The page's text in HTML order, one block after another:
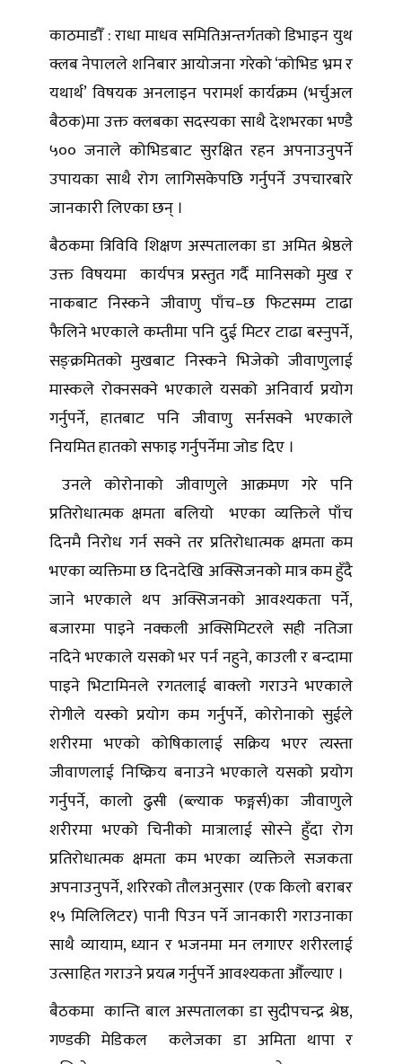
काठमाडौँ : राधा माधव समितिअन्तर्गतको डिभाइन युथ
क्लब नेपालले शनिबार आयोजना गरेको ‘कोभिड भ्रम र
यथार्थ’ विषयक अनलाइन परामर्श कार्यक्रम (भर्चुअल
बैठक)मा उक्त क्लबका सदस्यका साथै देशभरका भण्डै
५०० जनाले कोभिडबाट सुरक्षित रहन अपनाउनुपर्ने
उपायका साथै रोग लागिसकेपछि गर्नुपर्ने उपचारबारे
जानकारी लिएका छन् ।
बैठकमा त्रिविवि शिक्षण अस्पतालका डा अमित श्रेष्ठले
उक्त विषयमा कार्यपत्र प्रस्तुत गर्दै मानिसको मुख र
नाकबाट निस्कने जीवाणु पाँच–छ फिटसम्म टाढा
फैलिने भएकाले कम्तीमा पनि दुई मिटर टाढा बस्नुपर्ने,
सङ्क्रमितको मुखबाट निस्कने भिजेको जीवाणुलाई
मास्कले रोक्नसक्ने भएकाले यसको अनिवार्य प्रयोग
गर्नुपर्ने, हातबाट पनि जीवाणु सर्नसक्ने भएकाले
नियमित हातको सफाइ गर्नुपर्नेमा जोड दिए ।
उनले कोरोनाको जीवाणुले आक्रमण गरे पनि
प्रतिरोधात्मक क्षमता बलियो भएका व्यक्तिले पाँच
दिनमै निरोध गर्न सक्ने तर प्रतिरोधात्मक क्षमता कम
भएका व्यक्तिमा छ दिनदेखि अक्सिजनको मात्र कम हुँदै
जाने भएकाले थप अक्सिजनको आवश्यकता पर्ने,
बजारमा पाइने नक्कली अक्सिमिटरले सही नतिजा
नदिने भएकाले यसको भर पर्न नहुने, काउली र बन्दामा
पाइने भिटामिनले रगतलाई बाक्लो गराउने भएकाले
रोगीले यस्को प्रयोग कम गर्नुपर्ने, कोरोनाको सुईले
शरीरमा भएको कोषिकालाई सक्रिय भएर त्यस्ता
जीवाणलाई निष्क्रिय बनाउने भएकाले यसको प्रयोग
गर्नुपर्ने, कालो ढुसी (ब्ल्याक फङ्गर्स)का जीवाणुले
शरीरमा भएको चिनीको मात्रालाई सोस्ने हुँदा रोग
प्रतिरोधात्मक क्षमता कम भएका व्यक्तिले सजकता
अपनाउनुपर्ने, शरिरको तौलअनुसार (एक किलो बराबर
१५ मिलिलिटर) पानी पिउन पर्ने जानकारी गराउनाका
साथै व्यायाम, ध्यान र भजनमा मन लगाएर शरीरलाई
उत्साहित गराउने प्रयत्न गर्नुपर्ने आवश्यकता औँल्याए ।
बैठकमा कान्ति बाल अस्पतालका डा सुदीपचन्द्र श्रेष्ठ,
गण्डकी मेडिकल कलेजका डा अमिता थापा र